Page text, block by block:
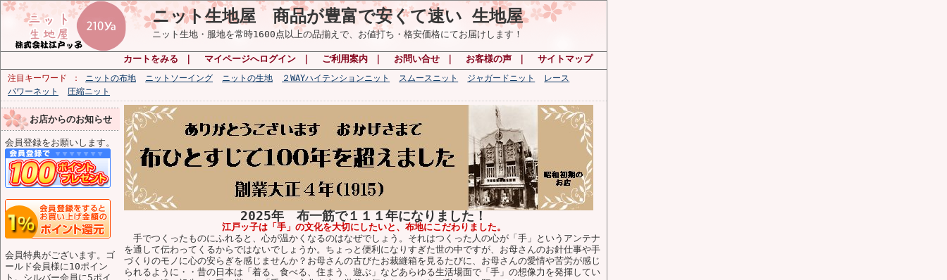
ニット生地屋 商品が豊富で安くて速い 生地屋
ニット生地・服地を常時1600点以上の品揃えで、お値打ち・格安価格にてお届けします！
カートをみる マイページへログイン ご利用案内 お問い合せ お客様の声 サイトマップ
注目キーワード ニットの布地 ニットソーイング ニットの生地 ２WAYハイテンションニット スムースニット ジャガードニット
レース
パワーネット
圧縮ニット
お店からのお知らせ
会員登録をお願いします。
会員特典がございます。ゴ
ールド会員様に10ポイン
ト。シルバー会員に5ポイ
2025年 布一筋で１１１年になりました！
江戸ッ子は「手」の文化を大切にしたいと、布地にこだわりました。
手でつくったものにふれると、心が温かくなるのはなぜでしょう。それはつくった人の心が「手」というアンテナ
を通して伝わってくるからではないでしょうか。ちょっと便利になりすぎた世の中ですが、お母さんのお針仕事や手
づくりのモノに心の安らぎを感じませんか？お母さんの古びたお裁縫箱を見るたびに、お母さんの愛情や苦労が感じ
られるように・・昔の日本は「着る、食べる、住まう、遊ぶ」などあらゆる生活場面で「手」の想像力を発揮してい